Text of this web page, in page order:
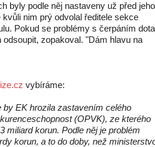
byly podle něj nastaveny už před jeho
nim prý odvolal ředitele sekce
Pokud se problémy s čerpáním
zopakoval. "Dám hlavu na
vybíráme:
by EK hrozila zastavením celého
(OPVK), ze kterého
miliard korun. Podle něj je problém
korun, a to do doby, než